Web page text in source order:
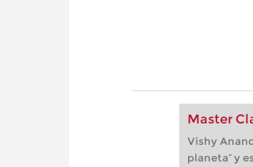
Master
Vishy
planeta“ y